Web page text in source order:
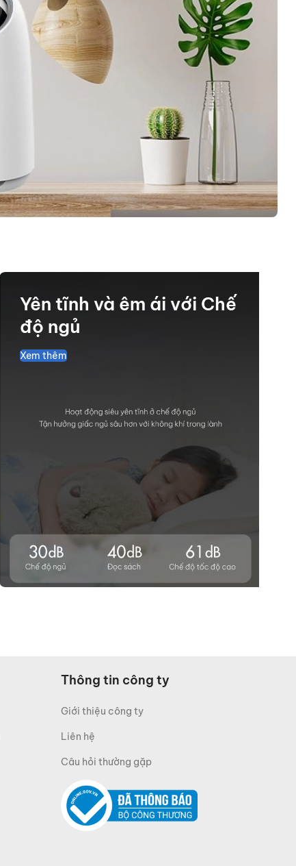
Yên tĩnh và êm ái với Chế
độ ngủ
Xem thêm
Thông tin công ty
Giới thiệu công ty
Liên hệ
Câu hỏi thường gặp